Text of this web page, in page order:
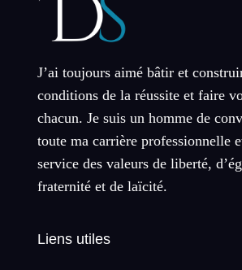
J’ai toujours aimé bâtir et
conditions de la réussite et faire
chacun. Je suis un homme de
toute ma carrière professionnelle
service des valeurs de liberté,
fraternité et de laïcité.
Liens utiles